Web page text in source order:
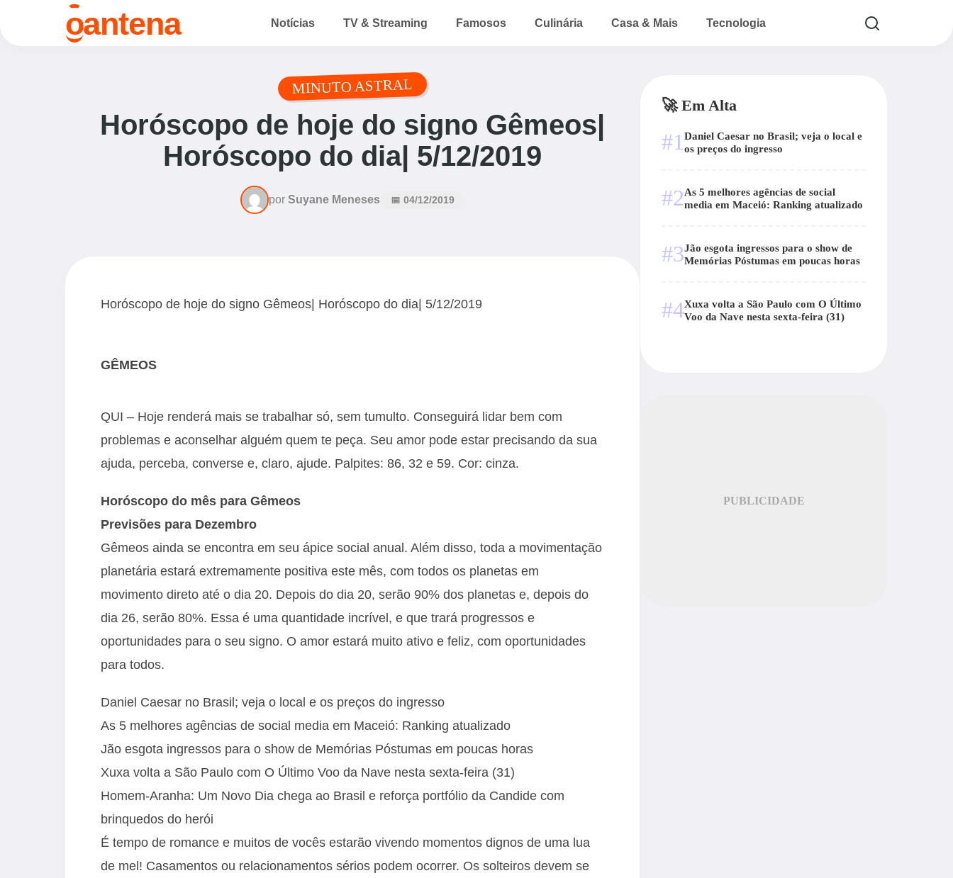
oantena Notícias TV & Streaming Famosos Culinária Casa & Mais Tecnologia
MINUTO ASTRAL
Horóscopo de hoje do signo Gêmeos|
Horóscopo do dia| 5/12/2019
por Suyane Meneses 📅 04/12/2019
Horóscopo de hoje do signo Gêmeos| Horóscopo do dia| 5/12/2019
GÊMEOS
QUI – Hoje renderá mais se trabalhar só, sem tumulto. Conseguirá lidar bem com
problemas e aconselhar alguém quem te peça. Seu amor pode estar precisando da sua
ajuda, perceba, converse e, claro, ajude. Palpites: 86, 32 e 59. Cor: cinza.
Horóscopo do mês para Gêmeos
Previsões para Dezembro
Gêmeos ainda se encontra em seu ápice social anual. Além disso, toda a movimentação
planetária estará extremamente positiva este mês, com todos os planetas em
movimento direto até o dia 20. Depois do dia 20, serão 90% dos planetas e, depois do
dia 26, serão 80%. Essa é uma quantidade incrível, e que trará progressos e
oportunidades para o seu signo. O amor estará muito ativo e feliz, com oportunidades
para todos.
Daniel Caesar no Brasil; veja o local e os preços do ingresso
As 5 melhores agências de social media em Maceió: Ranking atualizado
Jão esgota ingressos para o show de Memórias Póstumas em poucas horas
Xuxa volta a São Paulo com O Último Voo da Nave nesta sexta-feira (31)
Homem-Aranha: Um Novo Dia chega ao Brasil e reforça portfólio da Candide com
brinquedos do herói
É tempo de romance e muitos de vocês estarão vivendo momentos dignos de uma lua
de mel! Casamentos ou relacionamentos sérios podem ocorrer. Os solteiros devem se
🚀 Em Alta
#1 Daniel Caesar no Brasil; veja o local e
os preços do ingresso
#2As 5 melhores agências de social
media em Maceió: Ranking atualizado
#3Jão esgota ingressos para o show de
Memórias Póstumas em poucas horas
#4Xuxa volta a São Paulo com O Último
Voo da Nave nesta sexta-feira (31)
PUBLICIDADE